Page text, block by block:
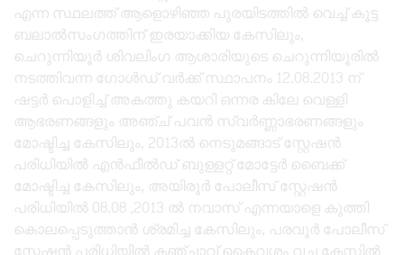
എന്ന സ്ഥലത്ത് ആളൊഴിഞ്ഞ പുരയിടത്തിൽ വെച്ച് കൂട്ട
ബലാൽസംഗത്തിന് ഇരയാക്കിയ കേസിലും,
ചെറുന്നിയൂർ ശിവലിംഗ ആശാരിയുടെ ചെറുന്നിയൂരിൽ
നടത്തിവന്ന ഗോൾഡ് വർക്ക് സ്ഥാപനം 12.08.2013 ന്
ഷട്ടർ പൊളിച്ച് അകത്തു കയറി ഒന്നര കിലേ വെള്ളി
ആഭരണങ്ങളും അഞ്ച് പവൻ സ്വർണ്ണാഭരണങ്ങളും
മോഷ്ടിച്ച കേസിലും, 2013ൽ നെടുമങ്ങാട് സ്റ്റേഷൻ
പരിധിയിൽ എൻഫീൽഡ് ബുള്ളറ്റ് മോട്ടേർ ബൈക്ക്
മോഷ്ടിച്ച കേസിലും, അയിരൂർ പോലീസ് സ്റ്റേഷൻ
പരിധിയിൽ 08.08 ,2013 ൽ നവാസ് എന്നയാളെ കുത്തി
കൊലപ്പെടുത്താൻ ശ്രമിച്ച കേസിലും, പരവൂർ പോലീസ്